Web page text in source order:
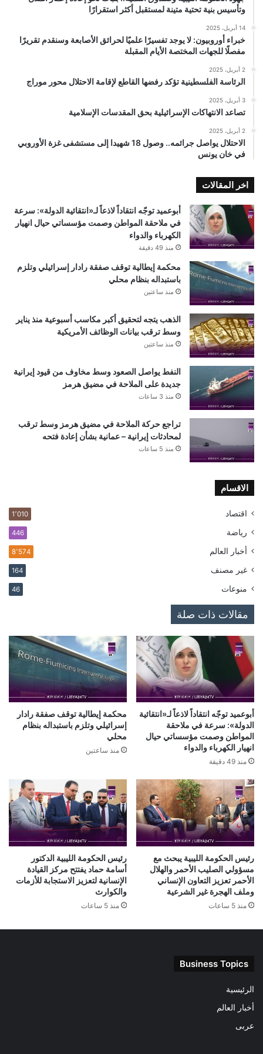
وتأسيس بنية تحتية متينة لمستقبل أكثر استقرارًا
14 أبريل، 2025
خبراء أوروبيون: لا يوجد تفسيرًا علميًا لحرائق الأصابعة وسنقدم تقريرًا
مفصلًا للجهات المختصة الأيام المقبلة
2 أبريل، 2025
الرئاسة الفلسطينية تؤكد رفضها القاطع لإقامة الاحتلال محور موراج
3 أبريل، 2025
تصاعد الانتهاكات الإسرائيلية بحق المقدسات الإسلامية
2 أبريل، 2025
الاحتلال يواصل جرائمه.. وصول 18 شهيدا إلى مستشفى غزة الأوروبي
في خان يونس
اخر المقالات
أبوعميد توجّه انتقاداً لاذعاً لـ«انتقائية الدولة»: سرعة
في ملاحقة المواطن وصمت مؤسساتي حيال انهيار
الكهرباء والدواء
منذ 49 دقيقة
محكمة إيطالية توقف صفقة رادار إسرائيلي وتلزم
باستبداله بنظام محلي
منذ ساعتين
الذهب يتجه لتحقيق أكبر مكاسب أسبوعية منذ يناير
وسط ترقب بيانات الوظائف الأمريكية
منذ ساعتين
النفط يواصل الصعود وسط مخاوف من قيود إيرانية
جديدة على الملاحة في مضيق هرمز
منذ 3 ساعات
تراجع حركة الملاحة في مضيق هرمز وسط ترقب
لمحادثات إيرانية – عمانية بشأن إعادة فتحه
منذ 5 ساعات
الاقسام
اقتصاد 1٬010
رياضة 446
أخبار العالم 8٬574
غير مصنف 164
منوعات 46
مقالات ذات صلة
أبوعميد توجّه انتقاداً لاذعاً لـ«انتقائية
الدولة»: سرعة في ملاحقة
المواطن وصمت مؤسساتي حيال
انهيار الكهرباء والدواء
منذ 49 دقيقة
محكمة إيطالية توقف صفقة رادار
إسرائيلي وتلزم باستبداله بنظام
محلي
منذ ساعتين
رئيس الحكومة الليبية يبحث مع
مسؤولي الصليب الأحمر والهلال
الأحمر تعزيز التعاون الإنساني
وملف الهجرة غير الشرعية
منذ 5 ساعات
رئيس الحكومة الليبية الدكتور
أسامة حماد يفتتح مركز القيادة
الإنسانية لتعزيز الاستجابة للأزمات
والكوارث
منذ 5 ساعات
Business Topics
الرئيسية
أخبار العالم
عربى